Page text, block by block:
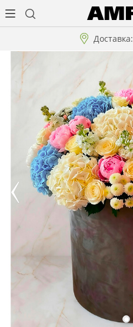
Доставка:
кабинет
Музыкальная
коллекция
Цветы
Композиции
"ВАУ"!!!
Коллекции!!!
Розы
Подарки